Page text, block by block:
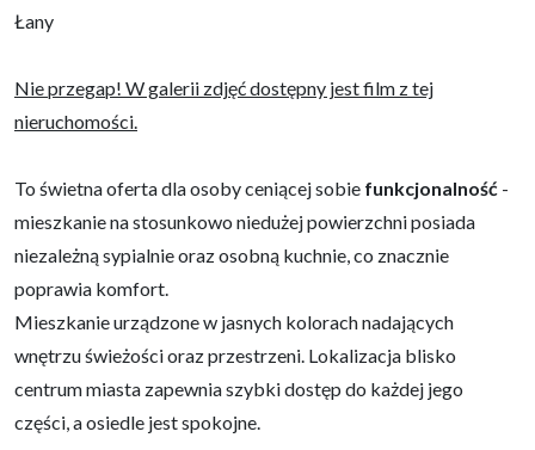
Łany
Nie przegap! W galerii zdjęć dostępny jest film z tej
nieruchomości.
To świetna oferta dla osoby ceniącej sobie funkcjonalność -
mieszkanie na stosunkowo niedużej powierzchni posiada
niezależną sypialnie oraz osobną kuchnie, co znacznie
poprawia komfort.
Mieszkanie urządzone w jasnych kolorach nadających
wnętrzu świeżości oraz przestrzeni. Lokalizacja blisko
centrum miasta zapewnia szybki dostęp do każdej jego
części, a osiedle jest spokojne.